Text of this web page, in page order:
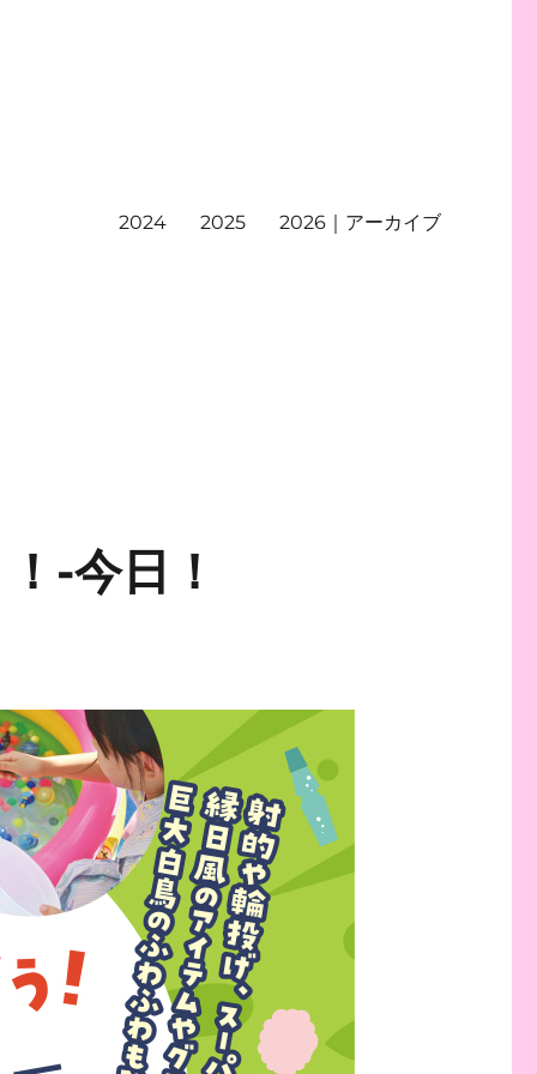
2024 2025 2026｜アーカイブ
-今日！